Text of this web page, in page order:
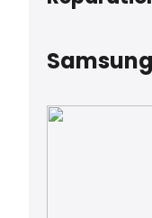
Samsung